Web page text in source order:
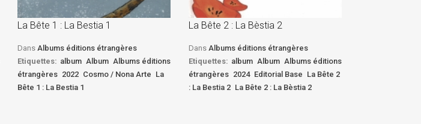
La Bête 1 : La Bestia 1
Dans Albums éditions étrangères
Etiquettes: album Album Albums éditions
étrangères 2022 Cosmo / Nona Arte La
Bête 1 : La Bestia 1
La Bête 2 : La Bèstia 2
Dans Albums éditions étrangères
Etiquettes: album Album Albums éditions
étrangères 2024 Editorial Base La Bête 2
: La Bestia 2 La Bête 2 : La Bèstia 2